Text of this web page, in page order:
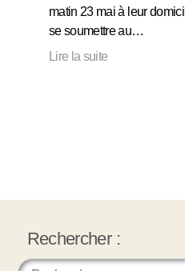
matin 23 mai à leur
se soumettre au…
Lire la suite
Rechercher :